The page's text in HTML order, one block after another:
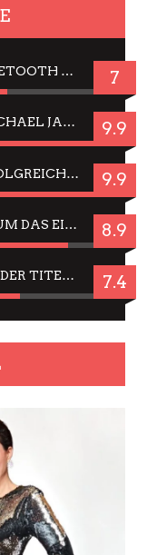
JBL TUNE 720BT: OVER EAR BLUETOOTH KOPFHÖRER UM DIE 50,-€ IM DAUER-TEST 7
WEGEN DES ERFOLGES – MJ: MICHAEL JACKSON MUSICAL IN EINER MATINEE SEHEN 9.9
JELLYFISH HAMBURG: DAS ERFOLGREICHE SOMMER-MENÜ 2025 IN GEFÜHLEN UND BILDERN 9.9
CÉSAR FÜR JIM CARREY? WARUM DAS EINER DER NERVIGSTEN ACTORS IST UND BLEIBT 8.9
JING JING: IN-THAI RÄUMT WIEDER TITEL AB – EIN ZWEI-STUNDEN-ERLEBNISBERICHT 7.4